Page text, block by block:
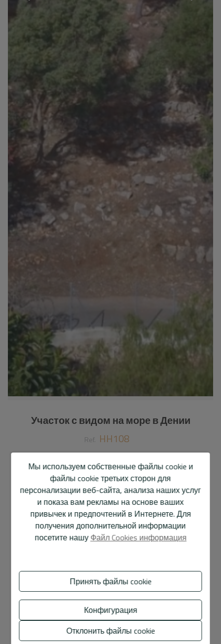
Участок с видом на море в Дении
Ref. HH108
168.000 €
962 m2
УчастокDenia
Продается участок в Дении, в нескольких минутах
ходьбы от центра города и пляжа. Участок
иметь хороший открытый и беспрепятственный
вид на море.
Это городской участок в консолидированном
районе, идеальный для начала проекта отдельного
дома, свободного от строительства, чтобы
спроектировать его по своему вкусу. Участок
Показать больше
Мы используем собственные файлы cookie и
файлы cookie третьих сторон для
персонализации веб-сайта, анализа наших услуг
и показа вам рекламы на основе ваших
привычек и предпочтений в Интернете. Для
получения дополнительной информации
посетите нашуФайл Cookies информация
Принять файлы cookie
Конфигурация
Отклонить файлы cookie